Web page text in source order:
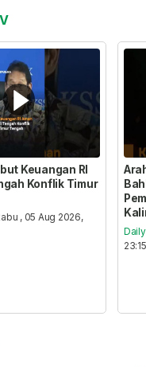
Keuangan RI
Konflik Timur
, 05 Aug 2026,